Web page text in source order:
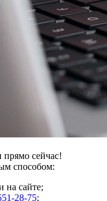
прямо сейчас!
способом:
на сайте;
28-75;